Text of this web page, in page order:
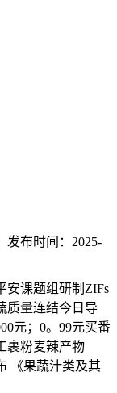
发布时间： 2025-
课题组研制ZIFs
质量连结今日导
元；0。99元买番
裹粉麦辣产物
《果蔬汁类及其